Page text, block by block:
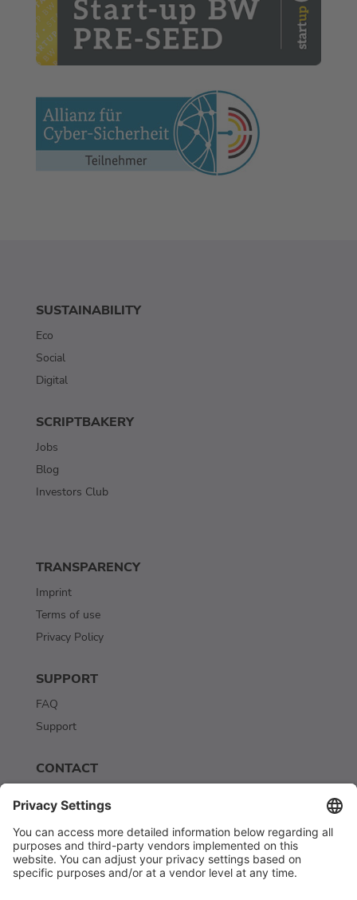
SUSTAINABILITY
Eco
Social
Digital
SCRIPTBAKERY
Jobs
Blog
Investors Club
TRANSPARENCY
Imprint
Terms of use
Privacy Policy
SUPPORT
FAQ
Support
CONTACT
Newsletter